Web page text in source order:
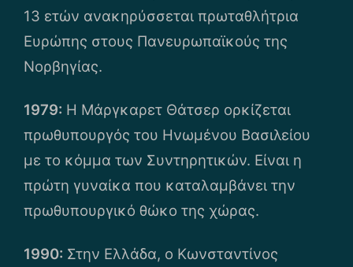
13 ετών ανακηρύσσεται πρωταθλήτρια
Ευρώπης στους Πανευρωπαϊκούς της
Νορβηγίας.
1979: Η Μάργκαρετ Θάτσερ ορκίζεται
πρωθυπουργός του Ηνωμένου Βασιλείου
με το κόμμα των Συντηρητικών. Είναι η
πρώτη γυναίκα που καταλαμβάνει την
πρωθυπουργικό θώκο της χώρας.
1990: Στην Ελλάδα, ο Κωνσταντίνος